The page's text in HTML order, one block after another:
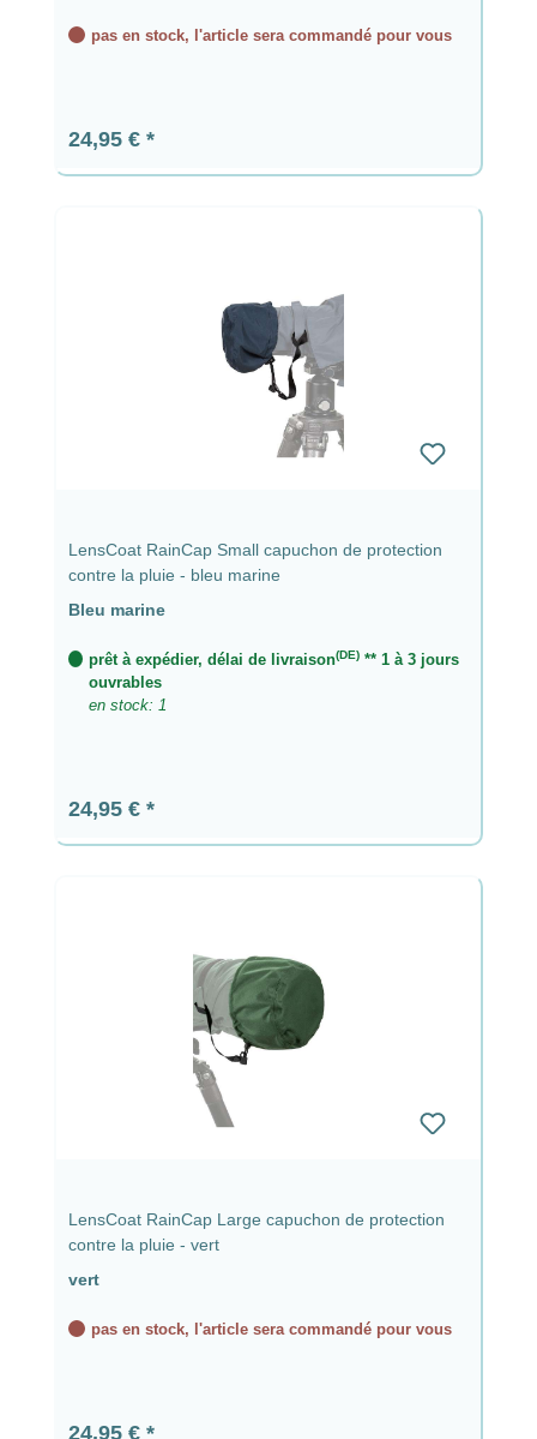
pas en stock, l'article sera commandé pour vous
Prix régulier :
24,95 €
LensCoat RainCap Small capuchon de protection
contre la pluie - bleu marine
Bleu marine
prêt à expédier, délai de livraison(DE)** 1 à 3 jours
ouvrables
en stock: 1
Prix régulier :
24,95 €
LensCoat RainCap Large capuchon de protection
contre la pluie - vert
vert
pas en stock, l'article sera commandé pour vous
Prix régulier :
24,95 €